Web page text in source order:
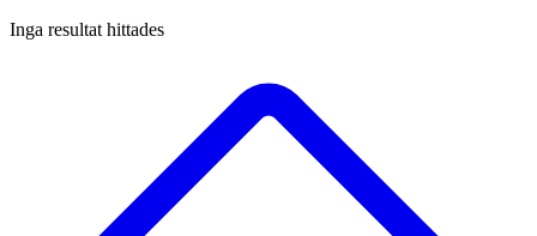
Inga resultat hittades